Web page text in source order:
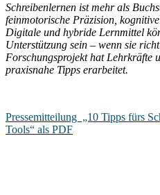
Schreibenlernen ist mehr als
feinmotorische Präzision,
Digitale und hybride Lernmittel
Unterstützung sein – wenn sie
Forschungsprojekt hat Lehrkräfte
praxisnahe Tipps erarbeitet.
Pressemitteilung „10 Tipps fürs
Tools“ als PDF